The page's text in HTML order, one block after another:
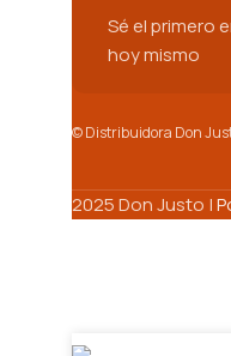
Sé el primero
hoy mismo
© Distribuidora Don
2025 Don Justo |